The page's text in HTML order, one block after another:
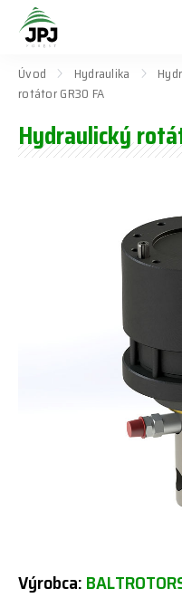
Úvod Hydraulika
rotátor GR30 FA
Hydraulický
Výrobca: